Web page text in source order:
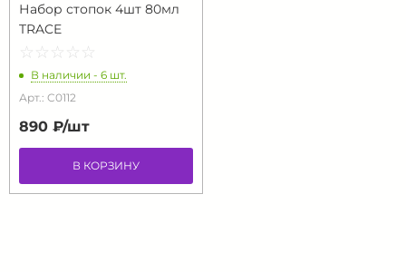
Набор стопок 4шт 80мл
TRACE
☆ ☆ ☆ ☆ ☆
★ ★ ★ ★ ★
В наличии - 6 шт.
Арт.: C0112
890 ₽/шт
В КОРЗИНУ